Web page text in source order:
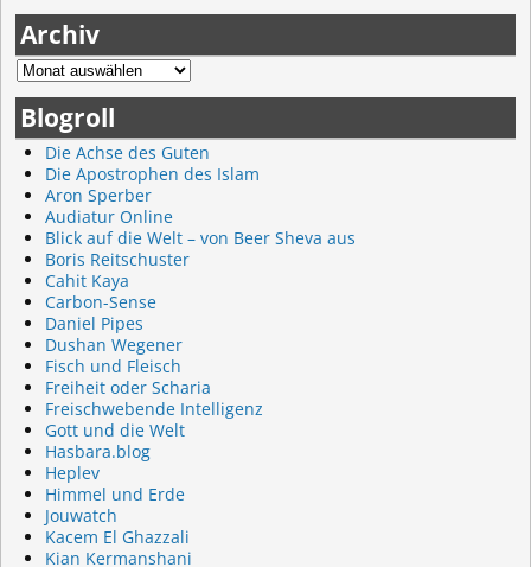
Archiv
Blogroll
Die Achse des Guten
Die Apostrophen des Islam
Aron Sperber
Audiatur Online
Blick auf die Welt – von Beer Sheva aus
Boris Reitschuster
Cahit Kaya
Carbon-Sense
Daniel Pipes
Dushan Wegener
Fisch und Fleisch
Freiheit oder Scharia
Freischwebende Intelligenz
Gott und die Welt
Hasbara.blog
Heplev
Himmel und Erde
Jouwatch
Kacem El Ghazzali
Kian Kermanshani